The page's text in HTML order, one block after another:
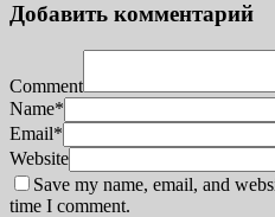
Добавить комментарий
Comment
Name*
Email*
Website
Save my name, email, and
time I comment.